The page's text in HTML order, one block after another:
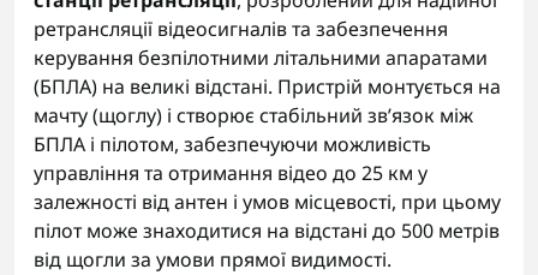
ретрансляції відеосигналів та забезпечення
керування безпілотними літальними апаратами
(БПЛА) на великі відстані. Пристрій монтується на
мачту (щоглу) і створює стабільний зв’язок між
БПЛА і пілотом, забезпечуючи можливість
управління та отримання відео до 25 км у
залежності від антен і умов місцевості, при цьому
пілот може знаходитися на відстані до 500 метрів
від щогли за умови прямої видимості.